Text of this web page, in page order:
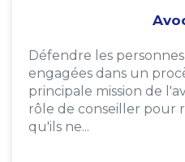
Défendre les
engagées dans un
principale mission de
rôle de conseiller pour
qu'ils ne...